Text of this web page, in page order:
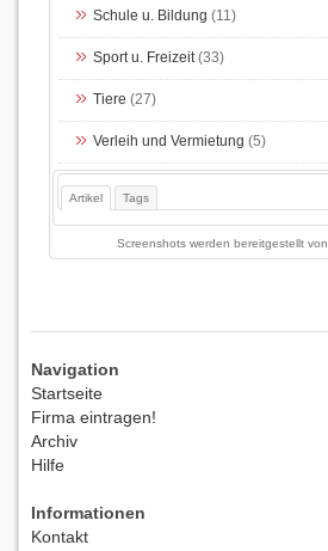
Schule u. Bildung (11)
Sport u. Freizeit(33)
Tiere (27)
Verleih und Vermietung (5)
Artikel Tags
Screenshots werden bereitgestellt von
Navigation
Startseite
Firma eintragen!
Archiv
Hilfe
Informationen
Kontakt